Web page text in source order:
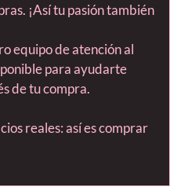
¡Así tu pasión también
equipo de atención al
para ayudarte
de tu compra.
reales: así es comprar